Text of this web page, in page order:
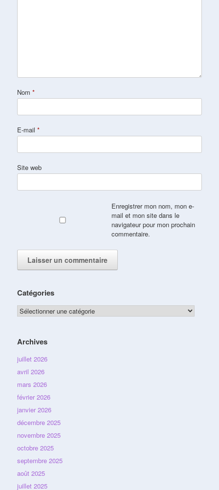
Nom *
E-mail *
Site web
Enregistrer mon nom, mon e-
mail et mon site dans le
navigateur pour mon prochain
commentaire.
Catégories
Catégories
Archives
juillet 2026
avril 2026
mars 2026
février 2026
janvier 2026
décembre 2025
novembre 2025
octobre 2025
septembre 2025
août 2025
juillet 2025